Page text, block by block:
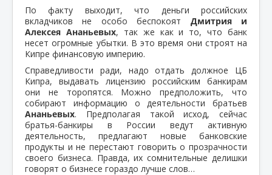
По факту выходит, что деньги российских
вкладчиков не особо беспокоят Дмитрия и
Алексея Ананьевых, так же как и то, что банк
несет огромные убытки. В это время они строят на
Кипре финансовую империю.
Справедливости ради, надо отдать должное ЦБ
Кипра, выдавать лицензию российским банкирам
они не торопятся. Можно предположить, что
собирают информацию о деятельности братьев
Ананьевых. Предполагая такой исход, сейчас
братья-банкиры в России ведут активную
деятельность, предлагают новые банковские
продукты и не перестают говорить о прозрачности
своего бизнеса. Правда, их сомнительные делишки
говорят о бизнесе гораздо лучше слов…